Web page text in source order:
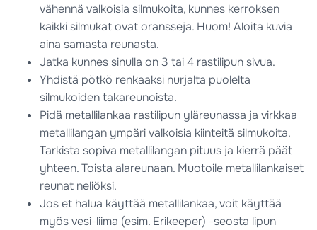
vähennä valkoisia silmukoita, kunnes kerroksen
kaikki silmukat ovat oransseja. Huom! Aloita kuvia
aina samasta reunasta.
Jatka kunnes sinulla on 3 tai 4 rastilipun sivua.
Yhdistä pötkö renkaaksi nurjalta puolelta
silmukoiden takareunoista.
Pidä metallilankaa rastilipun yläreunassa ja virkkaa
metallilangan ympäri valkoisia kiinteitä silmukoita.
Tarkista sopiva metallilangan pituus ja kierrä päät
yhteen. Toista alareunaan. Muotoile metallilankaiset
reunat neliöksi.
Jos et halua käyttää metallilankaa, voit käyttää
myös vesi-liima (esim. Erikeeper) -seosta lipun